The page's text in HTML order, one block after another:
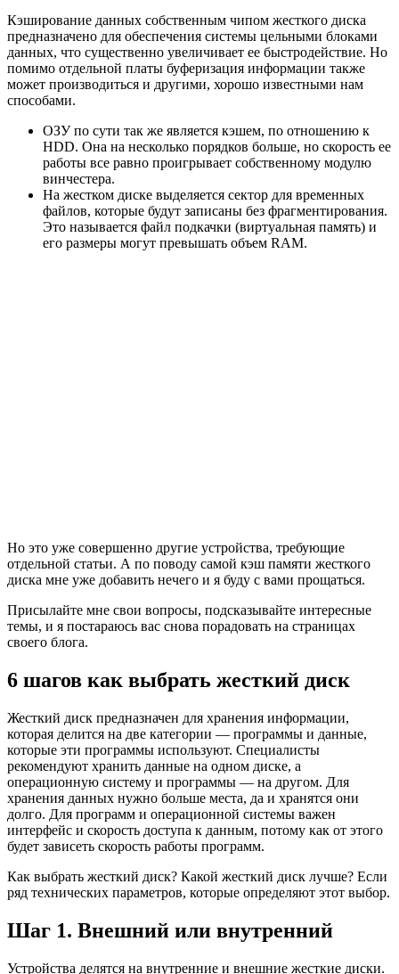
Кэширование данных собственным чипом жесткого диска
предназначено для обеспечения системы цельными блоками
данных, что существенно увеличивает ее быстродействие. Но
помимо отдельной платы буферизация информации также
может производиться и другими, хорошо известными нам
способами.
ОЗУ по сути так же является кэшем, по отношению к
HDD. Она на несколько порядков больше, но скорость ее
работы все равно проигрывает собственному модулю
винчестера.
На жестком диске выделяется сектор для временных
файлов, которые будут записаны без фрагментирования.
Это называется файл подкачки (виртуальная память) и
его размеры могут превышать объем RAM.
Но это уже совершенно другие устройства, требующие
отдельной статьи. А по поводу самой кэш памяти жесткого
диска мне уже добавить нечего и я буду с вами прощаться.
Присылайте мне свои вопросы, подсказывайте интересные
темы, и я постараюсь вас снова порадовать на страницах
своего блога.
6 шагов как выбрать жесткий диск
Жесткий диск предназначен для хранения информации,
которая делится на две категории — программы и данные,
которые эти программы используют. Специалисты
рекомендуют хранить данные на одном диске, а
операционную систему и программы — на другом. Для
хранения данных нужно больше места, да и хранятся они
долго. Для программ и операционной системы важен
интерфейс и скорость доступа к данным, потому как от этого
будет зависеть скорость работы программ.
Как выбрать жесткий диск? Какой жесткий диск лучше? Если
ряд технических параметров, которые определяют этот выбор.
Шаг 1. Внешний или внутренний
Устройства делятся на внутренние и внешние жесткие диски.